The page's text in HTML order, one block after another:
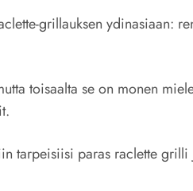
grillauksen ydinasiaan:
toisaalta se on monen
tarpeisiisi paras raclette